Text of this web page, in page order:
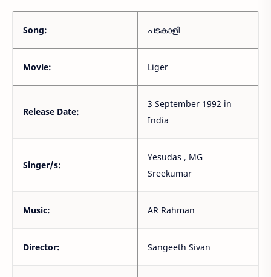
Song: പടകാളി
Movie: Liger
Release Date:
3 September 1992 in
India
Singer/s:
Yesudas , MG
Sreekumar
Music: AR Rahman
Director: Sangeeth Sivan